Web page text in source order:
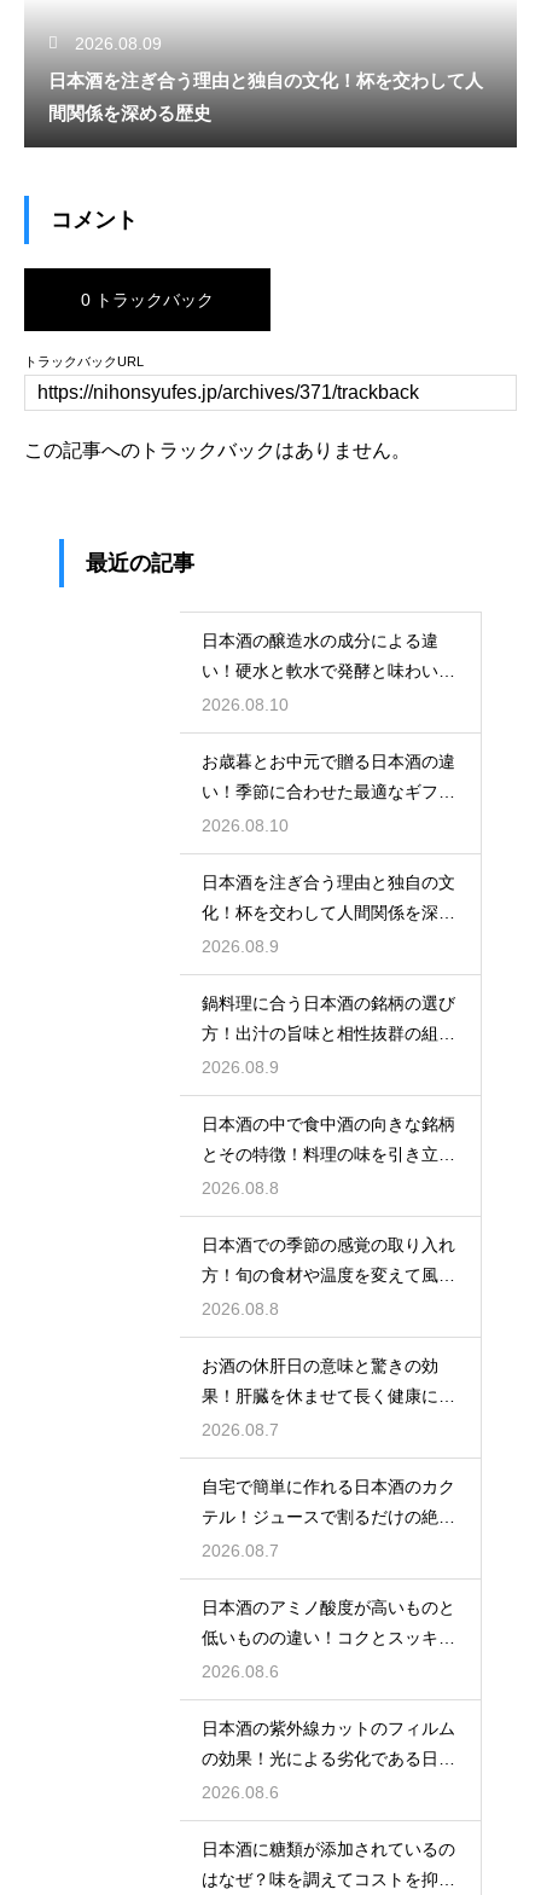
2026.08.09
日本酒を注ぎ合う理由と独自の文化！杯を交わして人
間関係を深める歴史
コメント
0 トラックバック
トラックバックURL
この記事へのトラックバックはありません。
最近の記事
日本酒の醸造水の成分による違
い！硬水と軟水で発酵と味わいが
変わる
2026.08.10
お歳暮とお中元で贈る日本酒の違
い！季節に合わせた最適なギフト
の選び方
2026.08.10
日本酒を注ぎ合う理由と独自の文
化！杯を交わして人間関係を深め
る歴史
2026.08.9
鍋料理に合う日本酒の銘柄の選び
方！出汁の旨味と相性抜群の組み
合わせ
2026.08.9
日本酒の中で食中酒の向きな銘柄
とその特徴！料理の味を引き立て
る名脇役
2026.08.8
日本酒での季節の感覚の取り入れ
方！旬の食材や温度を変えて風情
を楽しむ
2026.08.8
お酒の休肝日の意味と驚きの効
果！肝臓を休ませて長く健康に楽
しむ
2026.08.7
自宅で簡単に作れる日本酒のカク
テル！ジュースで割るだけの絶品
アレンジ
2026.08.7
日本酒のアミノ酸度が高いものと
低いものの違い！コクとスッキリ
感を左右
2026.08.6
日本酒の紫外線カットのフィルム
の効果！光による劣化である日光
臭を防ぐ
2026.08.6
日本酒に糖類が添加されているの
はなぜ？味を調えてコストを抑え